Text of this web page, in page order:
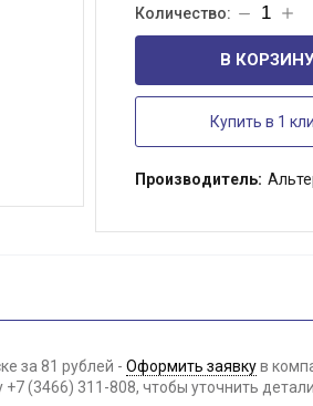
В КОРЗИНУ
Купить в 1
Производитель:
за 81 рублей - Оформить заявкув
(3466) 311-808, чтобы уточнить детали.